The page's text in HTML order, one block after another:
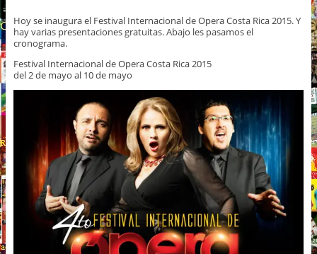
Hoy se inaugura el Festival Internacional de Opera Costa Rica 2015. Y
hay varias presentaciones gratuitas. Abajo les pasamos el
cronograma.
Festival Internacional de Opera Costa Rica 2015
del 2 de mayo al 10 de mayo